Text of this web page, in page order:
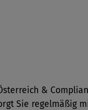
&
Sie regelmäßig